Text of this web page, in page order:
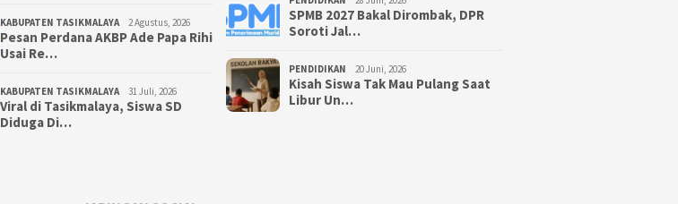
KABUPATEN TASIKMALAYA 2 Agustus, 2026
Pesan Perdana AKBP Ade Papa Rihi
Usai Re…
KABUPATEN TASIKMALAYA 31 Juli, 2026
Viral di Tasikmalaya, Siswa SD
Diduga Di…
SPMB 2027 Bakal Dirombak, DPR
Soroti Jal…
PENDIDIKAN 20 Juni, 2026
Kisah Siswa Tak Mau Pulang Saat
Libur Un…